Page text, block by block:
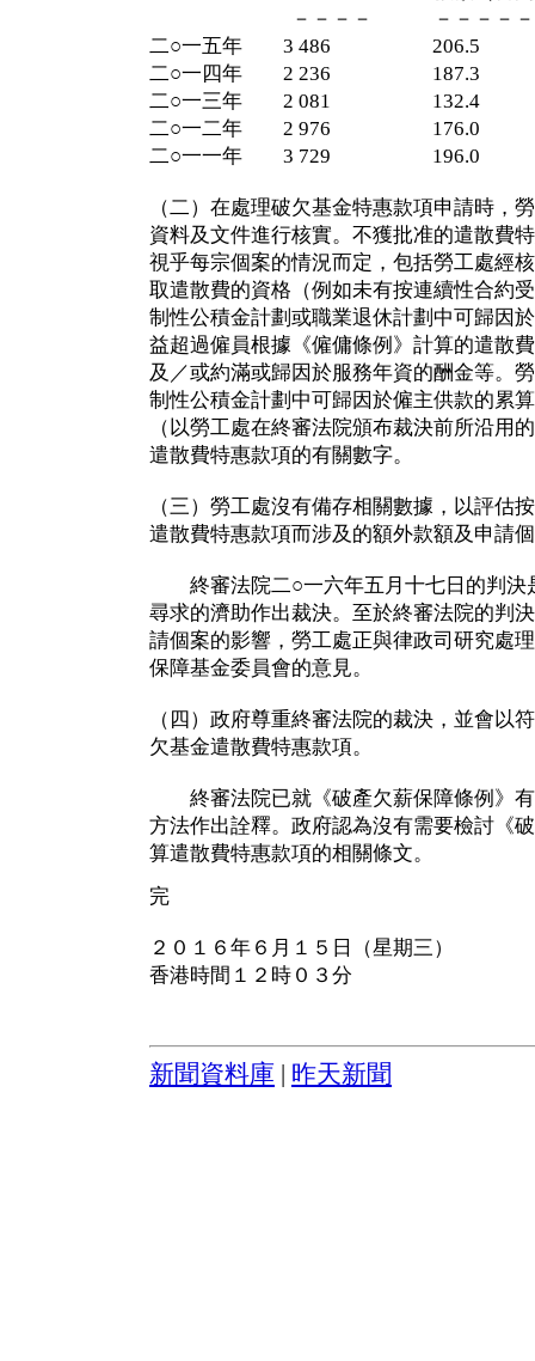
－－－－ －－－－－
二○一五年 3 486 206.5
二○一四年 2 236 187.3
二○一三年 2 081 132.4
二○一二年 2 976 176.0
二○一一年 3 729 196.0
（二）在處理破欠基金特惠款項申請時，
資料及文件進行核實。不獲批准的遣散費
視乎每宗個案的情況而定，包括勞工處經
取遣散費的資格（例如未有按連續性合約
制性公積金計劃或職業退休計劃中可歸因
益超過僱員根據《僱傭條例》計算的遣散
及／或約滿或歸因於服務年資的酬金等。
制性公積金計劃中可歸因於僱主供款的累
（以勞工處在終審法院頒布裁決前所沿用
遣散費特惠款項的有關數字。
（三）勞工處沒有備存相關數據，以評估
遣散費特惠款項而涉及的額外款額及申請
終審法院二○一六年五月十七日的判決
尋求的濟助作出裁決。至於終審法院的判
請個案的影響，勞工處正與律政司研究處
保障基金委員會的意見。
（四）政府尊重終審法院的裁決，並會以
欠基金遣散費特惠款項。
終審法院已就《破產欠薪保障條例》有
方法作出詮釋。政府認為沒有需要檢討《
算遣散費特惠款項的相關條文。
完
２０１６年６月１５日（星期三）
香港時間１２時０３分
新聞資料庫 昨天新聞